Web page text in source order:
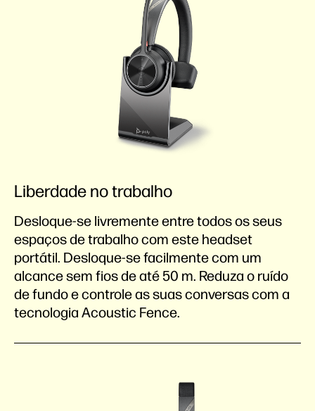
Liberdade no trabalho
Desloque-se livremente entre todos os seus
espaços de trabalho com este headset
portátil. Desloque-se facilmente com um
alcance sem fios de até 50 m. Reduza o ruído
de fundo e controle as suas conversas com a
tecnologia Acoustic Fence.